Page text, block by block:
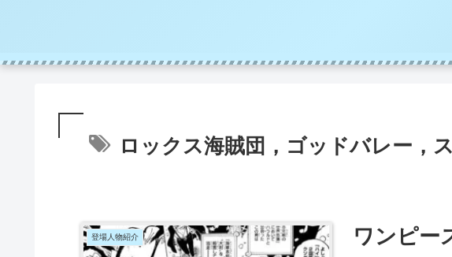
ロックス海賊団，ゴッドバレー，
登場人物紹介
ワンピー